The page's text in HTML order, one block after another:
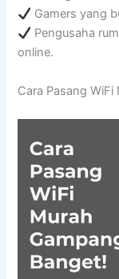
Gamers yang
Pengusaha
online.
Cara Pasang WiFi